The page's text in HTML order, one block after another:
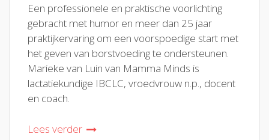
Een professionele en praktische voorlichting
gebracht met humor en meer dan 25 jaar
praktijkervaring om een voorspoedige start met
het geven van borstvoeding te ondersteunen.
Marieke van Luin van Mamma Minds is
lactatiekundige IBCLC, vroedvrouw n.p., docent
en coach.
Lees verder